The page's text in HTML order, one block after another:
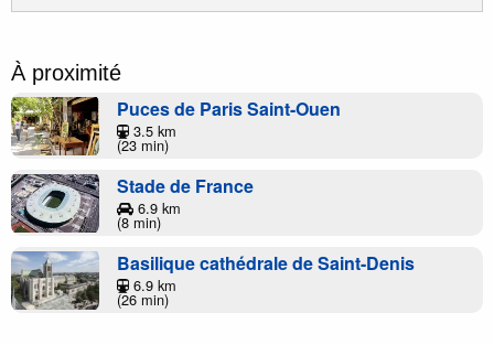
À proximité
Puces de Paris Saint-Ouen
3.5 km
(23 min)
Stade de France
6.9 km
(8 min)
Basilique cathédrale de Saint-Denis
6.9 km
(26 min)